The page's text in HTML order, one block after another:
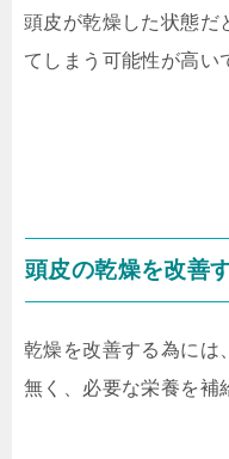
頭皮が乾燥した状態だ
てしまう可能性が高い
頭皮の乾燥を改善
乾燥を改善する為には
無く、必要な栄養を補